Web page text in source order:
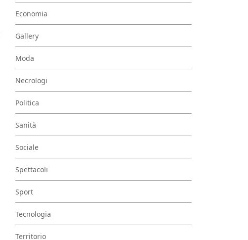
Economia
Gallery
Moda
Necrologi
Politica
Sanità
Sociale
Spettacoli
Sport
Tecnologia
Territorio